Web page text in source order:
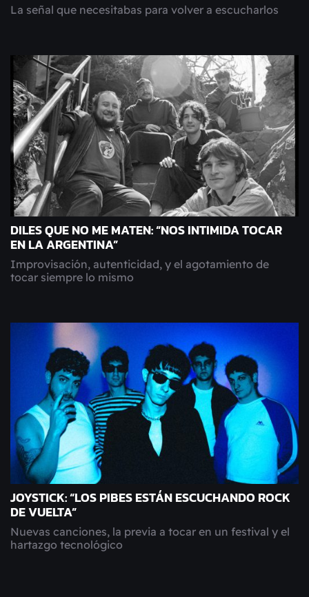
La señal que necesitabas para volver a escucharlos
DILES QUE NO ME MATEN: “NOS INTIMIDA TOCAR
EN LA ARGENTINA”
Improvisación, autenticidad, y el agotamiento de
tocar siempre lo mismo
JOYSTICK: “LOS PIBES ESTÁN ESCUCHANDO ROCK
DE VUELTA”
Nuevas canciones, la previa a tocar en un festival y el
hartazgo tecnológico